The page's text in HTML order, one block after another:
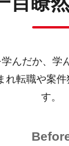
んだか、学
れ転職や案件
す。